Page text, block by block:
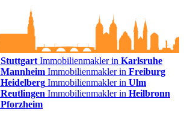
Stuttgart Immobilienmakler in Karlsruhe
Mannheim Immobilienmakler in Freiburg
Heidelberg Immobilienmakler in Ulm
Reutlingen Immobilienmakler in Heilbronn
Pforzheim